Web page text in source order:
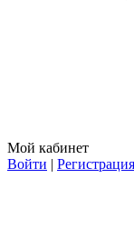
Мой кабинет
Войти | Регистрация